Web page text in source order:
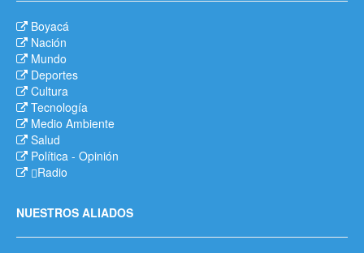
Boyacá
Nación
Mundo
Deportes
Cultura
Tecnología
Medio Ambiente
Salud
Política - Opinión
Radio
NUESTROS ALIADOS